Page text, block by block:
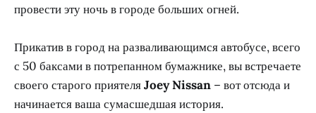
провести эту ночь в городе больших огней.
Прикатив в город на разваливающимся автобусе, всего
с 50 баксами в потрепанном бумажнике, вы встречаете
своего старого приятеляJoey Nissan – вот отсюда и
начинается ваша сумасшедшая история.